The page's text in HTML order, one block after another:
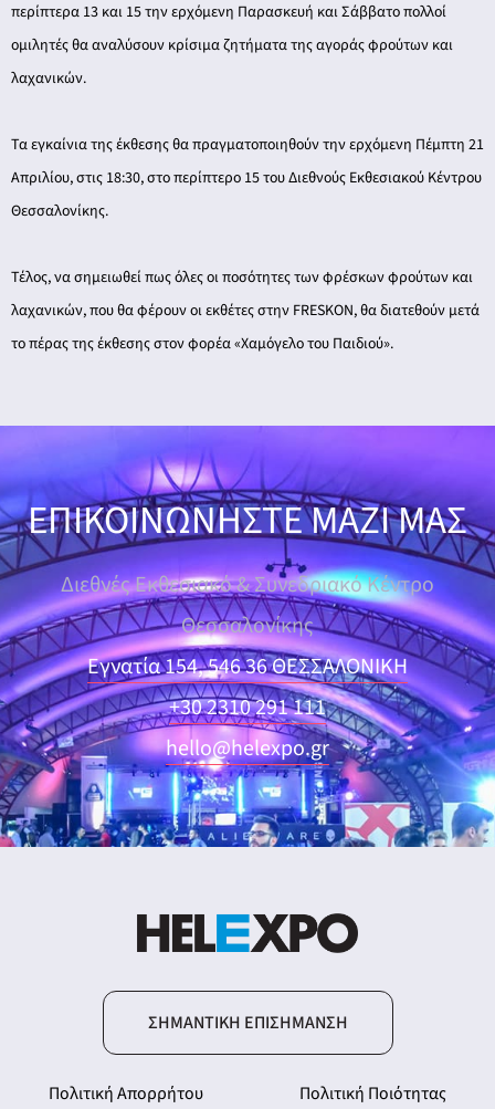
περίπτερα 13 και 15 την ερχόμενη Παρασκευή και Σάββατο πολλοί
ομιλητές θα αναλύσουν κρίσιμα ζητήματα της αγοράς φρούτων και
λαχανικών.
Τα εγκαίνια της έκθεσης θα πραγματοποιηθούν την ερχόμενη Πέμπτη 21
Απριλίου, στις 18:30, στο περίπτερο 15 του Διεθνούς Εκθεσιακού Κέντρου
Θεσσαλονίκης.
Τέλος, να σημειωθεί πως όλες οι ποσότητες των φρέσκων φρούτων και
λαχανικών, που θα φέρουν οι εκθέτες στην FRESKON, θα διατεθούν μετά
το πέρας της έκθεσης στον φορέα «Χαμόγελο του Παιδιού».
ΕΠΙΚΟΙΝΩΝΗΣΤΕ ΜΑΖΙ ΜΑΣ
Διεθνές Εκθεσιακό & Συνεδριακό Κέντρο
Θεσσαλονίκης
Εγνατία 154, 546 36 ΘΕΣΣΑΛΟΝΙΚΗ
+30 2310 291 111
hello@helexpo.gr
ΣΗΜΑΝΤΙΚΉ ΕΠΙΣΉΜΑΝΣΗ
Πολιτική Απορρήτου Πολιτική Ποιότητας